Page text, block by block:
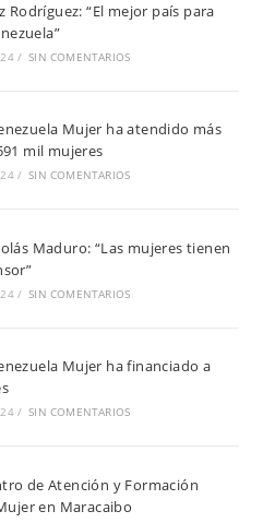
Rodríguez: “El mejor país para
/ SIN COMENTARIOS
Mujer ha atendido más
mil mujeres
/ SIN COMENTARIOS
Maduro: “Las mujeres tienen
/ SIN COMENTARIOS
Mujer ha financiado a
/ SIN COMENTARIOS
de Atención y Formación
en Maracaibo